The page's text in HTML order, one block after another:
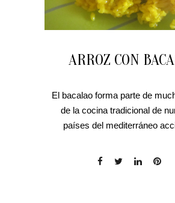
ARROZ CON
El bacalao forma parte de
de la cocina tradicional de
países del mediterráneo